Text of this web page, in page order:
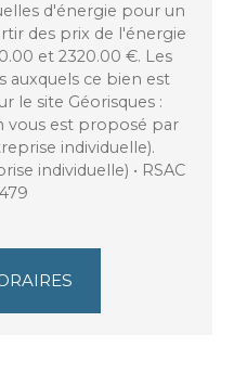
d'énergie pour un
des prix de l'énergie
et 2320.00 €. Les
auxquels ce bien est
le site Géorisques :
vous est proposé par
individuelle).
individuelle) • RSAC